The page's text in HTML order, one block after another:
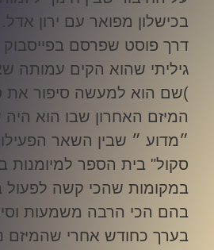
בכישלון מפואר עם ירון אדל.
דרך פוסט שפרסם בפייסבוק
גיליתי שהוא הקים עמותה
)שם הוא למעשה סיפור את
המיזם האחרון שבו הוא היה
״מדוע ״ שבין השאר
סקול" בית הספר למיומנות
במקומות שהכי קשה לפעול
בהם הכי הרבה משמעות
בערך כחודש אחרי שהמיזם